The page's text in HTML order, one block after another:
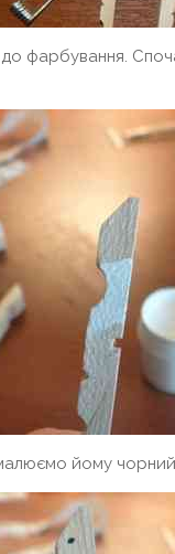
фарбування.
йому чорний